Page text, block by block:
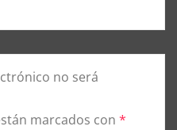
no será
marcados con *